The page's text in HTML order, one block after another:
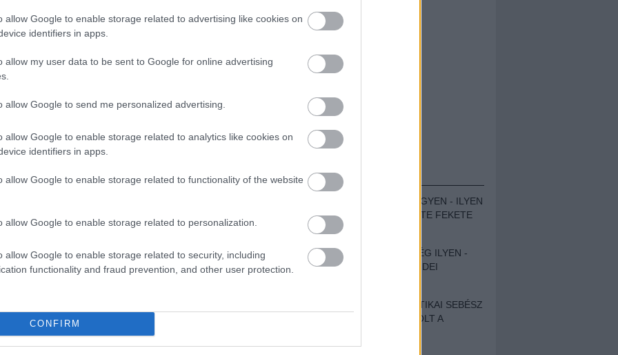
allow Google to enable storage related to advertising like cookies on
identifiers in apps.
allow my user data to be sent to Google for online advertising
allow Google to send me personalized advertising.
allow Google to enable storage related to analytics like cookies on
identifiers in apps.
allow Google to enable storage related to functionality of the website
allow Google to enable storage related to personalization.
allow Google to enable storage related to security, including
functionality and fraud prevention, and other user protection.
CONFIRM
DYING BRIDE -
NYÍLT
SZÜNET
a Lángoló! BESZÁMOLÓK
ZENÉS TÁBOR A HEGYEN - ILYEN
VOLT A VÍRUS SZÜLTE FEKETE
ZAJ FESZTIVÁL
SOHA NEM VOLT MÉG ILYEN -
BESZÁMOLÓNK AZ IDEI
EGY HALLÁSPLASZTIKAI SEBÉSZ
NAPLÓJA - ILYEN VOLT A
DOKUMENTUMFILM